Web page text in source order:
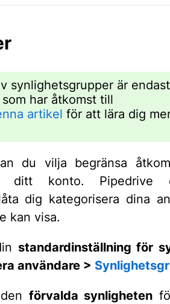
synlighetsgrupper är endast
har åtkomst till
artikel för att lära dig
du vilja begränsa
ditt konto. Pipedrive
dig kategorisera dina
kan visa.
standardinställning för
användare >
förvalda synligheten